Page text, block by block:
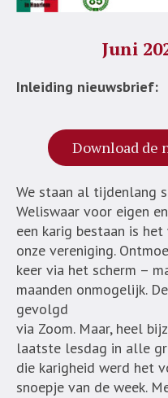
Juni
Inleiding nieuwsbrief:
Download de
We staan al tijdenlang
Weliswaar voor eigen
een karig bestaan is
onze vereniging.
keer via het scherm –
maanden onmogelijk.
gevolgd
via Zoom. Maar, heel
laatste lesdag in alle
die karigheid werd het
snoepje van de week.